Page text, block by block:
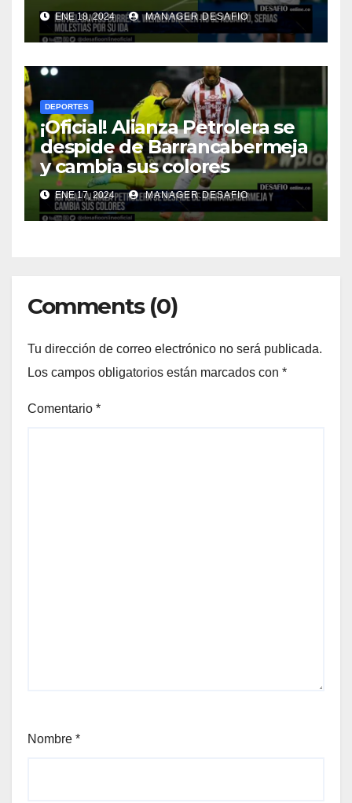
ENE 18, 2024 MANAGER.DESAFIO
DEPORTES
¡Oficial! Alianza Petrolera se
despide de Barrancabermeja
y cambia sus colores
ENE 17, 2024 MANAGER.DESAFIO
Comments (0)
Tu dirección de correo electrónico no será publicada.
Los campos obligatorios están marcados con *
Comentario *
Nombre *